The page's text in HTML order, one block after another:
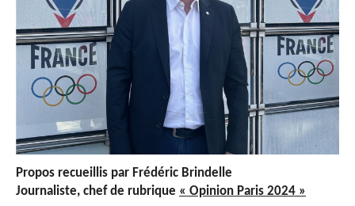
Propos recueillis par Frédéric Brindelle
Journaliste, chef de rubrique « Opinion Paris 2024 »